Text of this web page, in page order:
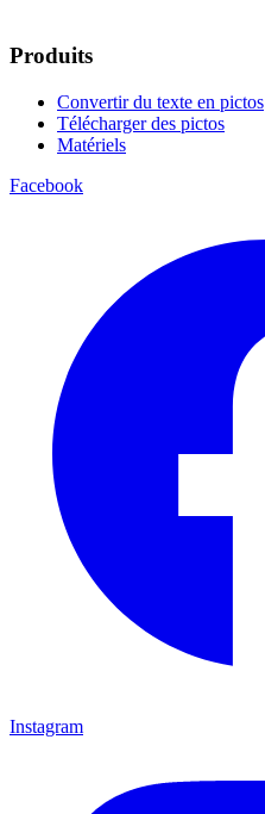
Produits
Convertir du texte en pictos
Télécharger des pictos
Matériels
Facebook
Instagram